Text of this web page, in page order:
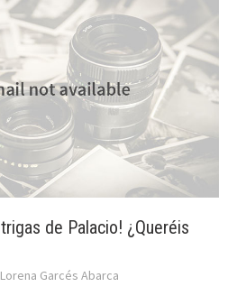
de Palacio! ¿Queréis
Lorena Garcés Abarca